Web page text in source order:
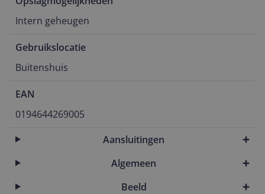
Intern geheugen
Gebruikslocatie
Buitenshuis
EAN
0194644269005
Aansluitingen
Algemeen
Beeld